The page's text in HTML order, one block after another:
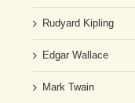
Rudyard Kipling
Edgar Wallace
Mark Twain